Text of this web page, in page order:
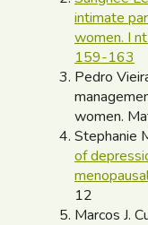
intimate
women. I
159-163
Pedro
women.
Stephanie
of
12
Marcos J.